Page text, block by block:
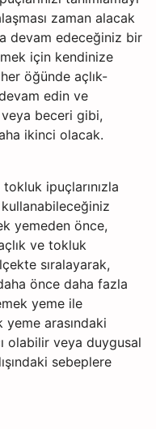
zaman alacak
devam edeceğiniz bir
için kendinize
öğünde açlık-
edin ve
veya beceri gibi,
ikinci olacak.
ipuçlarınızla
yemeden önce,
ve tokluk
sıralayarak,
önce daha fazla
yeme ile
arasındaki
olabilir veya duygusal
sebeplere